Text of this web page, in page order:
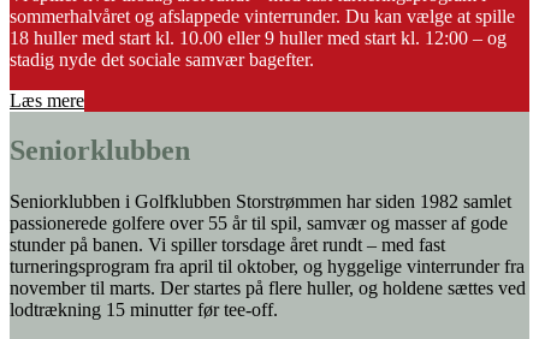
sommerhalvåret og afslappede vinterrunder. Du kan vælge at spille
18 huller med start kl. 10.00 eller 9 huller med start kl. 12:00 – og
stadig nyde det sociale samvær bagefter.
Læs mere
Seniorklubben
Seniorklubben i Golfklubben Storstrømmen har siden 1982 samlet
passionerede golfere over 55 år til spil, samvær og masser af gode
stunder på banen. Vi spiller torsdage året rundt – med fast
turneringsprogram fra april til oktober, og hyggelige vinterrunder fra
november til marts. Der startes på flere huller, og holdene sættes ved
lodtrækning 15 minutter før tee-off.